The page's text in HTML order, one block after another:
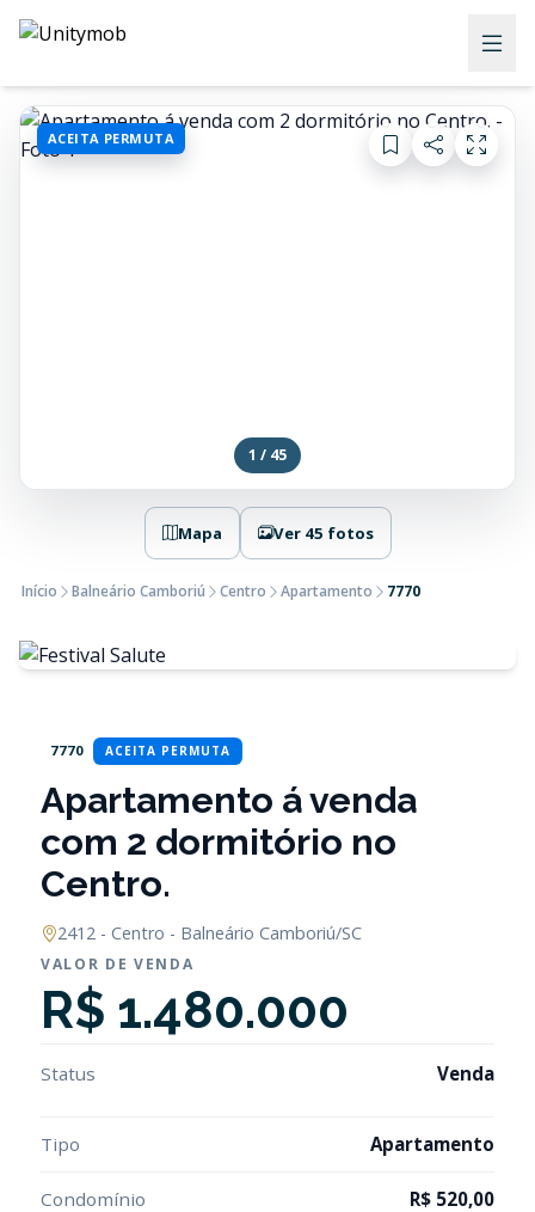
ACEITA PERMUTA
1 / 45
Mapa Ver 45 fotos
Início Balneário Camboriú Centro Apartamento 7770
7770 ACEITA PERMUTA
Apartamento á venda
com 2 dormitório no
Centro.
2412 - Centro - Balneário Camboriú/SC
VALOR DE VENDA
R$ 1.480.000
Status Venda
Tipo Apartamento
Condomínio R$ 520,00